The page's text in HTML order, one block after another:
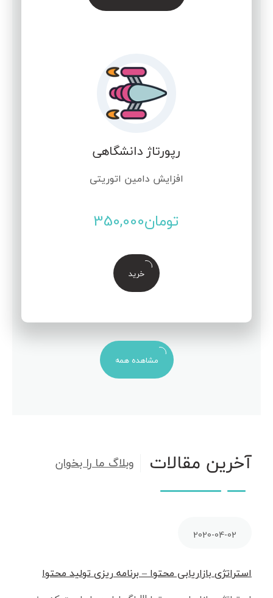
رپورتاژ دانشگاهی
افزایش دامین اتوریتی
تومان350,000
خرید
مشاهده همه
آخرین مقالات وبلاگ ما را بخوان
2020-04-02
استراتژی بازاریابی محتوا – برنامه ریزی تولید محتوا